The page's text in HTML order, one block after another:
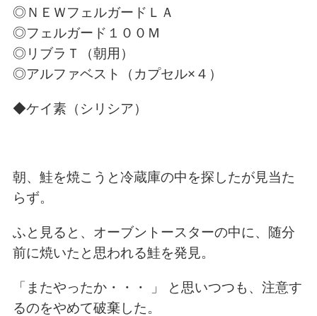
◎ＮＥＷフェルガードＬＡ
◎フェルガード１００Ｍ
◎リブラＴ（朝用）
◎アルファベスト（カプセル×４）
◆ケイ素（シリシア）
朝、鮭を焼こうと冷蔵庫の中を探したが見当た
らず。
ふと見ると、オーブントースターの中に、随分
前に焼いたと思われる鮭を発見。
「またやったか・・・ 」 と思いつつも、注意す
るのをやめて破棄した。